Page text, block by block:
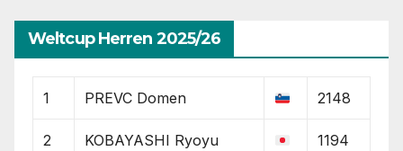
Weltcup Herren 2025/26
1 PREVC Domen 2148
2 KOBAYASHI Ryoyu 1194